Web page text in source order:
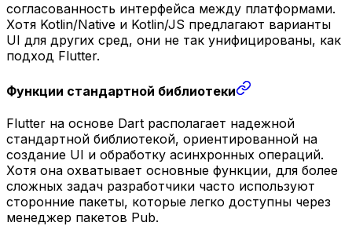
согласованность интерфейса между платформами.
Хотя Kotlin/Native и Kotlin/JS предлагают варианты
UI для других сред, они не так унифицированы, как
подход Flutter.
Функции стандартной библиотеки
Flutter на основе Dart располагает надежной
стандартной библиотекой, ориентированной на
создание UI и обработку асинхронных операций.
Хотя она охватывает основные функции, для более
сложных задач разработчики часто используют
сторонние пакеты, которые легко доступны через
менеджер пакетов Pub.